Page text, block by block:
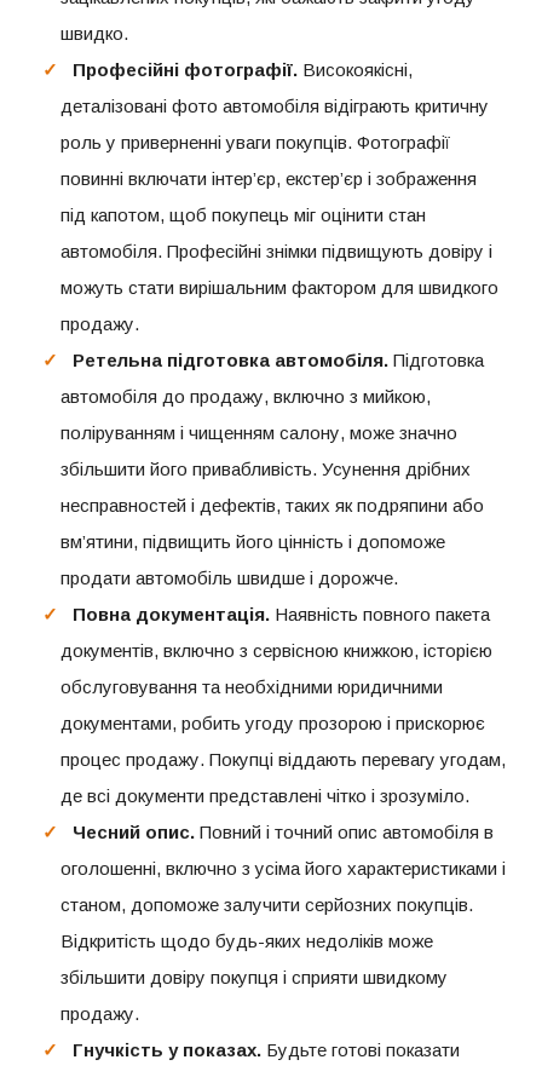
швидко.
Професійні фотографії. Високоякісні,
деталізовані фото автомобіля відіграють критичну
роль у приверненні уваги покупців. Фотографії
повинні включати інтер’єр, екстер’єр і зображення
під капотом, щоб покупець міг оцінити стан
автомобіля. Професійні знімки підвищують довіру і
можуть стати вирішальним фактором для швидкого
продажу.
Ретельна підготовка автомобіля. Підготовка
автомобіля до продажу, включно з мийкою,
поліруванням і чищенням салону, може значно
збільшити його привабливість. Усунення дрібних
несправностей і дефектів, таких як подряпини або
вм’ятини, підвищить його цінність і допоможе
продати автомобіль швидше і дорожче.
Повна документація. Наявність повного пакета
документів, включно з сервісною книжкою, історією
обслуговування та необхідними юридичними
документами, робить угоду прозорою і прискорює
процес продажу. Покупці віддають перевагу угодам,
де всі документи представлені чітко і зрозуміло.
Чесний опис. Повний і точний опис автомобіля в
оголошенні, включно з усіма його характеристиками і
станом, допоможе залучити серйозних покупців.
Відкритість щодо будь-яких недоліків може
збільшити довіру покупця і сприяти швидкому
продажу.
Гнучкість у показах. Будьте готові показати